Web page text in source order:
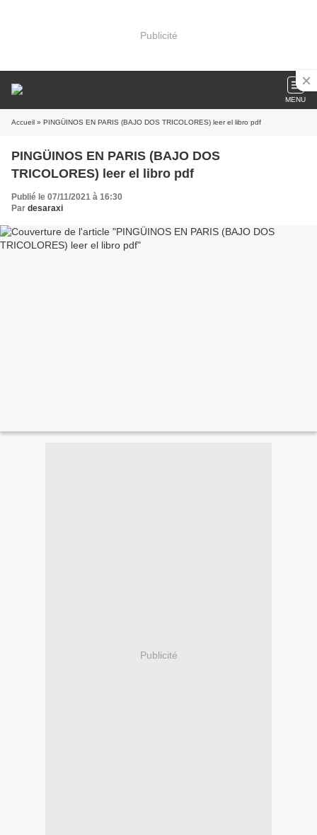
Publicité
MENU
Accueil » PINGÜINOS EN PARIS (BAJO DOS TRICOLORES) leer el libro pdf
PINGÜINOS EN PARIS (BAJO DOS
TRICOLORES) leer el libro pdf
Publié le 07/11/2021 à 16:30
Par desaraxi
Publicité